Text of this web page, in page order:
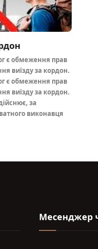
є обмеження прав
виїзду за кордон.
є обмеження прав
виїзду за кордон.
за
виконавця
Месенджер